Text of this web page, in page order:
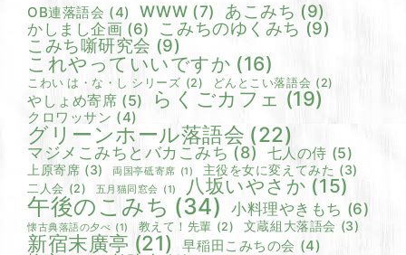
OB連落語会 (4) WWW (7) あこみち (9)
かしまし企画 (6) こみちのゆくみち (9)
こみち噺研究会 (9)
これやっていいですか (16)
こわい は・な・し シリーズ (2) どんとこい落語会 (2)
やしょめ寄席 (5) らくごカフェ (19)
クロワッサン (4)
グリーンホール落語会 (22)
マジメこみちとバカこみち (8) 七人の侍 (5)
上原寄席 (3) 両国亭砥寄席 (1) 主役を女に変えてみた (3)
二人会 (2) 五月猫同窓会 (1) 八坂いやさか (15)
午後のこみち (34) 小料理やきもち (6)
懐古典落語の夕べ (1) 教えて！先輩 (2) 文蔵組大落語会 (3)
新宿末廣亭 (21) 早稲田こみちの会 (4)